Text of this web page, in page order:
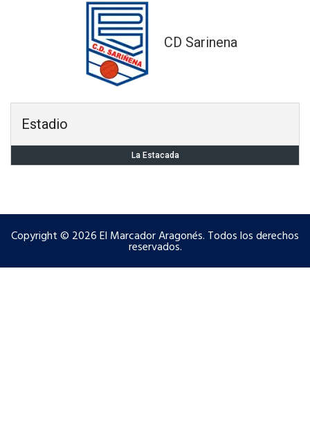
CD Sarinena
Estadio
La Estacada
Copyright © 2026 El Marcador Aragonés. Todos los derechos
reservados.